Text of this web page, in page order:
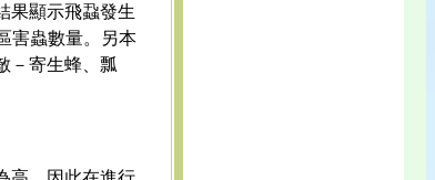
果顯示飛蝨發生
害蟲數量。另本
－寄生蜂、瓢